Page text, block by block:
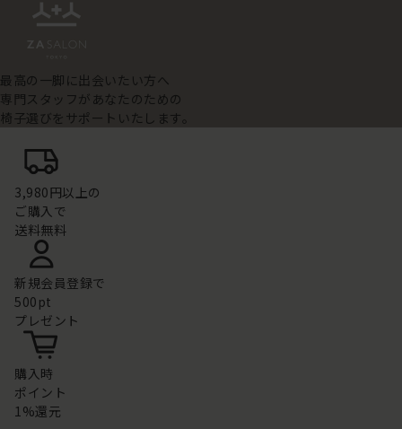
最高の一脚に出会いたい方へ
専門スタッフがあなたのための
椅子選びをサポートいたします。
3,980円以上の
ご購入で
送料無料
新規会員登録で
500pt
プレゼント
購入時
ポイント
1%還元